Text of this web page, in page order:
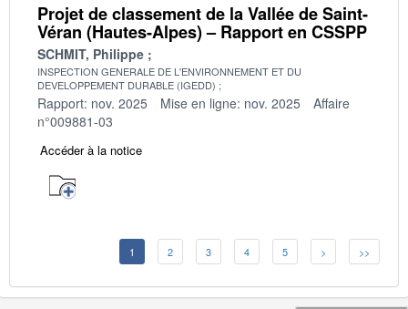
Projet de classement de la Vallée de Saint-
Véran (Hautes-Alpes) – Rapport en CSSPP
SCHMIT, Philippe
INSPECTION GENERALE DE L'ENVIRONNEMENT ET DU
DEVELOPPEMENT DURABLE (IGEDD)
Rapport: nov. 2025 Mise en ligne: nov. 2025
Affaire
n°009881-03
Accéder à la notice
1 2 3 4 5 > >>